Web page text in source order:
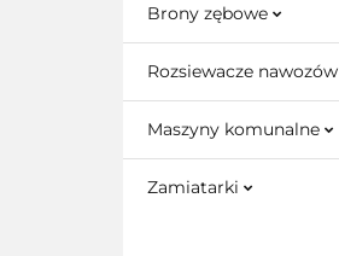
Brony zębowe
Rozsiewacze nawozów
Maszyny komunalne
Zamiatarki